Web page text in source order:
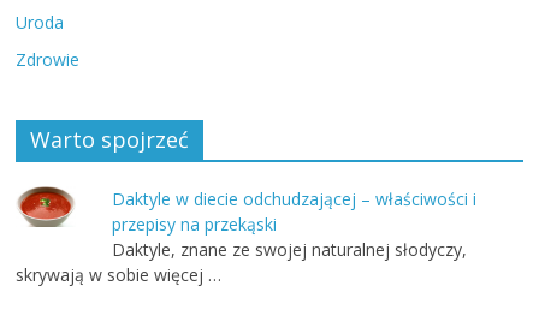
Uroda
Zdrowie
Warto spojrzeć
Daktyle w diecie odchudzającej – właściwości i
przepisy na przekąski
Daktyle, znane ze swojej naturalnej słodyczy,
skrywają w sobie więcej …